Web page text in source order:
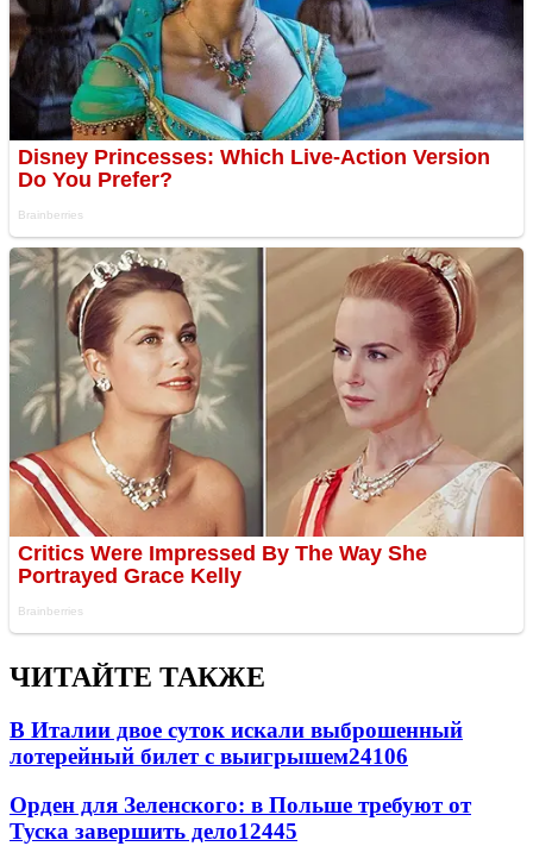
ЧИТАЙТЕ ТАКЖЕ
В Италии двое суток искали выброшенный
лотерейный билет с выигрышем24106
Орден для Зеленского: в Польше требуют от
Туска завершить дело12445